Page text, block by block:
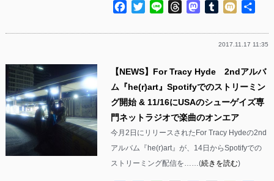
Facebook
TwitterLine ThreadsMastodon
Tumblr
Mixi
2017.11.17 11:35
【NEWS】For Tracy Hyde 2ndアルバ
ム『he(r)art』Spotifyでのストリーミン
グ開始 & 11/16にUSAのシューゲイズ専
門ネットラジオで楽曲のオンエア
今月2日にリリースされたFor Tracy Hydeの2nd
アルバム『he(r)art』が、14日からSpotifyでの
ストリーミング配信を……(続きを読む)